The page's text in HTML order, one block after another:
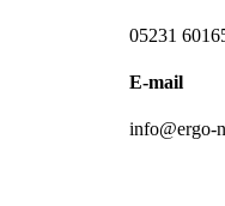
05231
E-mail
info@ergo-